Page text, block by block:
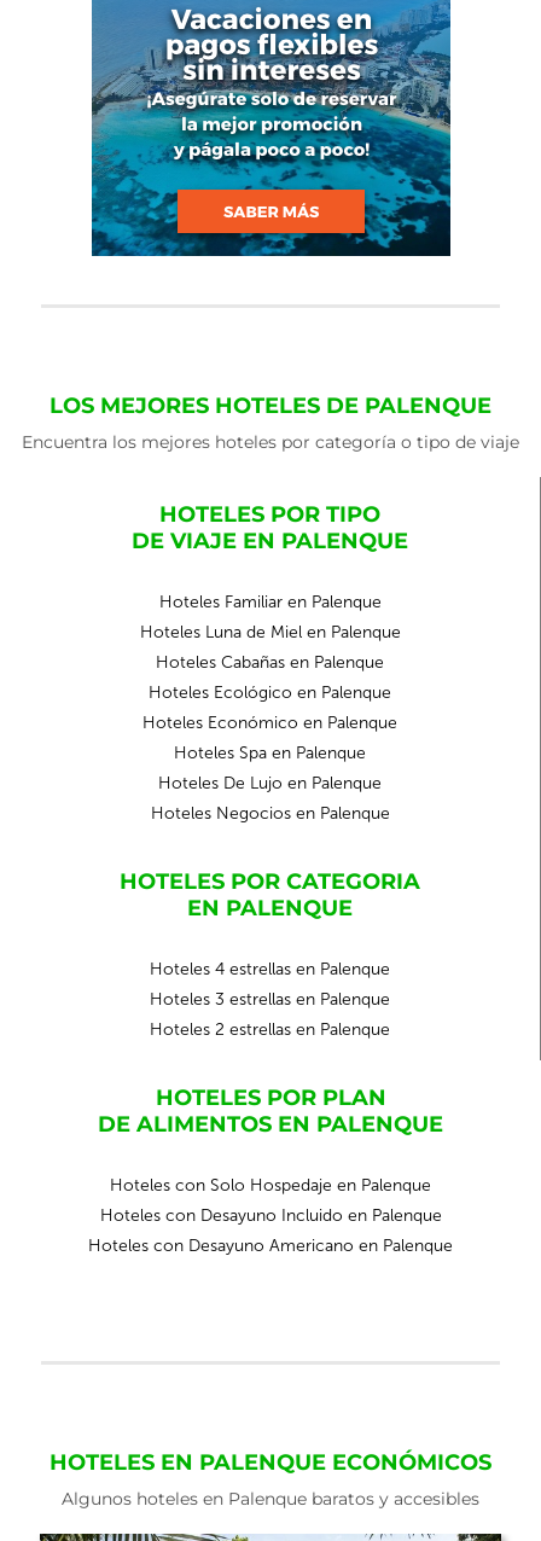
LOS MEJORES HOTELES DE PALENQUE
Encuentra los mejores hoteles por categoría o tipo de viaje
HOTELES POR TIPO
DE VIAJE EN PALENQUE
Hoteles Familiar en Palenque
Hoteles Luna de Miel en Palenque
Hoteles Cabañas en Palenque
Hoteles Ecológico en Palenque
Hoteles Económico en Palenque
Hoteles Spa en Palenque
Hoteles De Lujo en Palenque
Hoteles Negocios en Palenque
HOTELES POR CATEGORIA
EN PALENQUE
Hoteles 4 estrellas en Palenque
Hoteles 3 estrellas en Palenque
Hoteles 2 estrellas en Palenque
HOTELES POR PLAN
DE ALIMENTOS EN PALENQUE
Hoteles con Solo Hospedaje en Palenque
Hoteles con Desayuno Incluido en Palenque
Hoteles con Desayuno Americano en Palenque
HOTELES EN PALENQUE ECONÓMICOS
Algunos hoteles en Palenque baratos y accesibles